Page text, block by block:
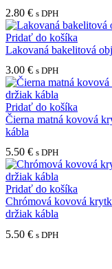
2.80 € s DPH
Pridať do košíka
Lakovaná bakelitová
3.00 € s DPH
Pridať do košíka
Čierna matná kovová
kábla
5.50 € s DPH
Pridať do košíka
Chrómová kovová
držiak kábla
5.50 € s DPH